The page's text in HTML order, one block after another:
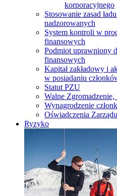
korporacyjnego
Stosowanie zasad
nadzorowanych
System kontroli w
finansowych
Podmiot uprawniony
finansowych
Kapitał zakładowy i
w posiadaniu
Statut PZU
Walne
Wynagrodzenie
Oświadczenia Zarządu
Ryzyko